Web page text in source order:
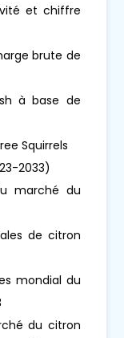
et chiffre
brute de
à base de
Squirrels
2033)
marché du
de citron
mondial du
du citron